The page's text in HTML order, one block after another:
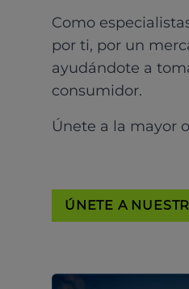
Como
por ti, por un
ayudándote a
consumidor.
Únete a la mayor
ÚNETE A